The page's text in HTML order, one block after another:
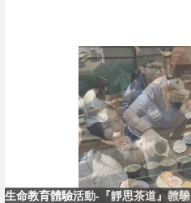
生命教育體驗活動-『靜思茶道』體驗
生命教育體驗活動-『靜思茶道』教學